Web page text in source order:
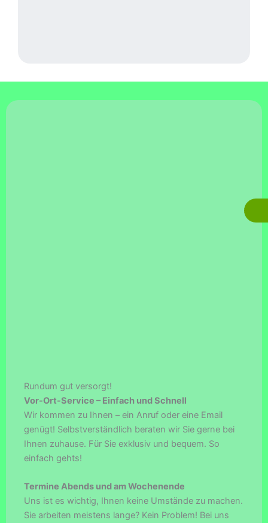
Rundum gut versorgt!
Vor-Ort-Service – Einfach und Schnell
Wir kommen zu Ihnen – ein Anruf oder eine Email
genügt! Selbstverständlich beraten wir Sie gerne bei
Ihnen zuhause. Für Sie exklusiv und bequem. So
einfach gehts!
Termine Abends und am Wochenende
Uns ist es wichtig, Ihnen keine Umstände zu machen.
Sie arbeiten meistens lange? Kein Problem! Bei uns